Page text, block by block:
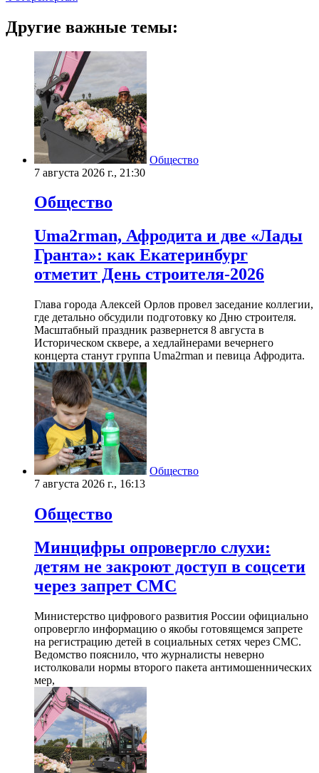
Другие важные темы:
Общество
7 августа 2026 г., 21:30
Общество
Uma2rman, Афродита и две «Лады
Гранта»: как Екатеринбург
отметит День строителя-2026
Глава города Алексей Орлов провел заседание коллегии,
где детально обсудили подготовку ко Дню строителя.
Масштабный праздник развернется 8 августа в
Историческом сквере, а хедлайнерами вечернего
концерта станут группа Uma2rman и певица Афродита.
Общество
7 августа 2026 г., 16:13
Общество
Минцифры опровергло слухи:
детям не закроют доступ в соцсети
через запрет СМС
Министерство цифрового развития России официально
опровергло информацию о якобы готовящемся запрете
на регистрацию детей в социальных сетях через СМС.
Ведомство пояснило, что журналисты неверно
истолковали нормы второго пакета антимошеннических
мер,